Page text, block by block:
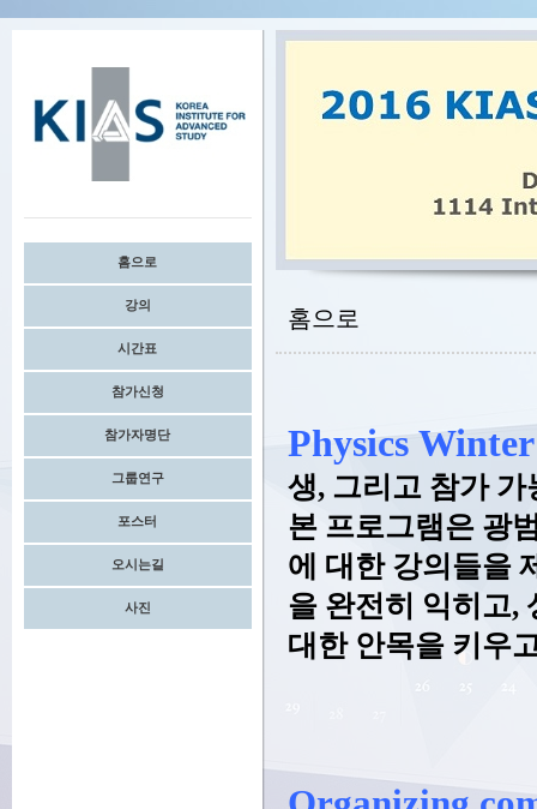
홈으로
강의
시간표
참가신청
참가자명단
그룹연구
포스터
오시는길
사진
홈으로
Physics
생, 그리고 참가
본 프로그램은 광
에 대한 강의들을
을 완전히 익히고,
대한 안목을 키우